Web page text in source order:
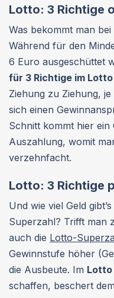
Lotto: 3 Richtige
Was bekommt man
Während für den
6 Euro ausgeschüttet
für 3 Richtige im
Ziehung zu Ziehung,
sich einen
Schnitt kommt hier ein
Auszahlung, womit
verzehnfacht.
Lotto: 3 Richtige
Und wie viel Geld
Superzahl? Trifft man
auch die Lotto-
Gewinnstufe höher
die Ausbeute. Im Lotto
schaffen, beschert